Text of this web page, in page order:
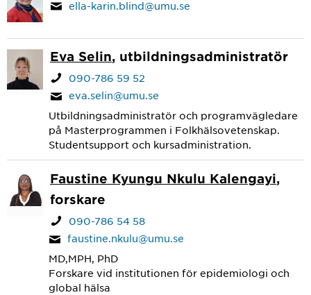
ella-karin.blind@umu.se
Eva Selin, utbildningsadministratör
090-786 59 52
eva.selin@umu.se
Utbildningsadministratör och programvägledare
på Masterprogrammen i Folkhälsovetenskap.
Studentsupport och kursadministration.
Faustine Kyungu Nkulu Kalengayi,
forskare
090-786 54 58
faustine.nkulu@umu.se
MD,MPH, PhD
Forskare vid institutionen för epidemiologi och
global hälsa